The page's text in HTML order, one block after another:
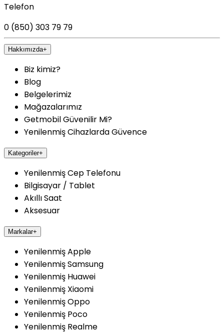
Telefon
0 (850) 303 79 79
Hakkımızda+
Biz kimiz?
Blog
Belgelerimiz
Mağazalarımız
Getmobil Güvenilir Mi?
Yenilenmiş Cihazlarda Güvence
Kategoriler+
Yenilenmiş Cep Telefonu
Bilgisayar / Tablet
Akıllı Saat
Aksesuar
Markalar+
Yenilenmiş Apple
Yenilenmiş Samsung
Yenilenmiş Huawei
Yenilenmiş Xiaomi
Yenilenmiş Oppo
Yenilenmiş Poco
Yenilenmiş Realme